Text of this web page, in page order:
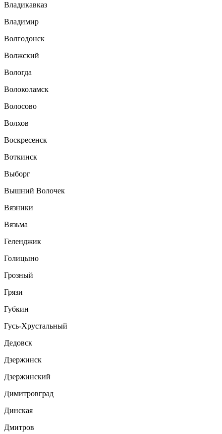
Владикавказ
Владимир
Волгодонск
Волжский
Вологда
Волоколамск
Волосово
Волхов
Воскресенск
Воткинск
Выборг
Вышний Волочек
Вязники
Вязьма
Геленджик
Голицыно
Грозный
Грязи
Губкин
Гусь-Хрустальный
Дедовск
Дзержинск
Дзержинский
Димитровград
Динская
Дмитров